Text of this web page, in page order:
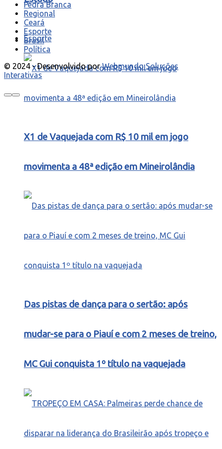
Esporte
X1 de Vaquejada com R$ 10 mil em jogo
movimenta a 48ª edição em Mineirolândia
Das pistas de dança para o sertão: após
mudar-se para o Piauí e com 2 meses de treino,
MC Gui conquista 1º título na vaquejada
Pedra Branca
Regional
Ceará
Esporte
Brasil
Política
© 2024 - Desenvolvido porWebmundo Soluções
Interativas